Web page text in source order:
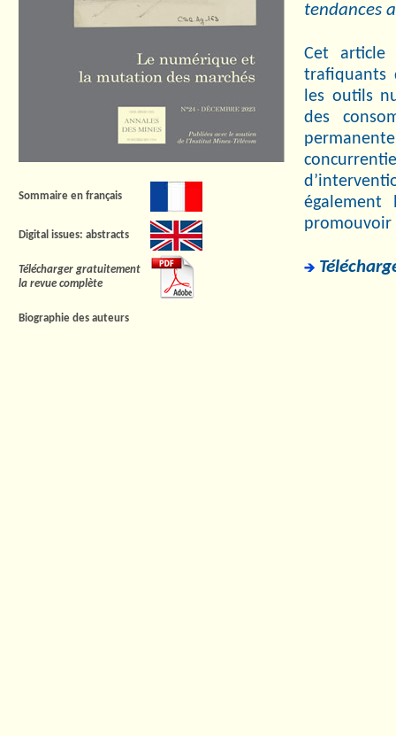
Sommaire en français
Digital issues: abstracts
Télécharger gratuitement
la revue complète
Biographie des auteurs
tendances
Cet article
trafiquants
les outils
des
également
promouvoir